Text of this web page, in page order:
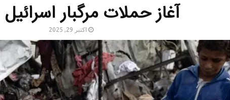
آغاز حملات مرگبار
اکتبر 29, 2025